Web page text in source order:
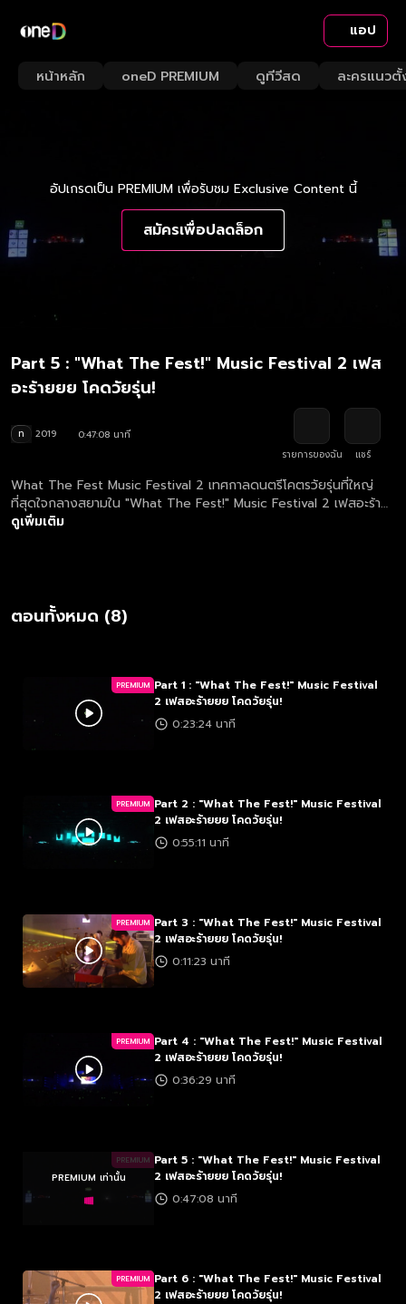
แอป
หน้าหลัก oneD PREMIUM ดูทีวีสด ละครแนวตั้
อัปเกรดเป็น PREMIUM เพื่อรับชม Exclusive Content นี้
สมัครเพื่อปลดล็อก
Part 5 : "What The Fest!" Music Festival 2 เฟส
อะร้ายยย โคดวัยรุ่น!
ท 2019
0:47:08 นาที
รายการของฉัน
แชร์
What The Fest Music Festival 2 เทศกาลดนตรีโคตรวัยรุ่นที่ใหญ่
ที่สุดใจกลางสยามใน "What The Fest!" Music Festival 2 เฟสอะร้าย
ยย โคดวัยรุ่น! ได้เวลาสนุกสุดเหวี่ยงกับเทศกาลคอนเสิร์ตกันแล้ว เพื่อน!
ดูเพิ่มเติม
ตอนทั้งหมด (8)
PREMIUM Part 1 : "What The Fest!" Music Festival
2 เฟสอะร้ายยย โคดวัยรุ่น!
0:23:24 นาที
PREMIUM Part 2 : "What The Fest!" Music Festival
2 เฟสอะร้ายยย โคดวัยรุ่น!
0:55:11 นาที
PREMIUM Part 3 : "What The Fest!" Music Festival
2 เฟสอะร้ายยย โคดวัยรุ่น!
0:11:23 นาที
PREMIUM Part 4 : "What The Fest!" Music Festival
2 เฟสอะร้ายยย โคดวัยรุ่น!
0:36:29 นาที
PREMIUM
PREMIUM เท่านั้น
Part 5 : "What The Fest!" Music Festival
2 เฟสอะร้ายยย โคดวัยรุ่น!
0:47:08 นาที
PREMIUM Part 6 : "What The Fest!" Music Festival
2 เฟสอะร้ายยย โคดวัยรุ่น!